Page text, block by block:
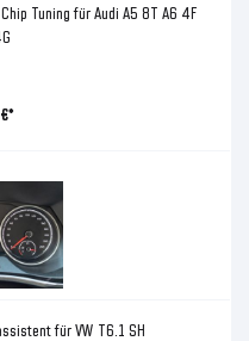
Tuning für Audi A5 8T A6 4F
für VW T6.1 SH